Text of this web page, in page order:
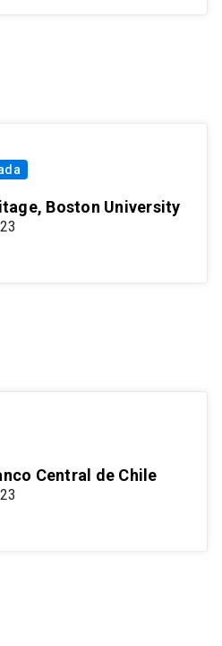
Boston University
Central de Chile